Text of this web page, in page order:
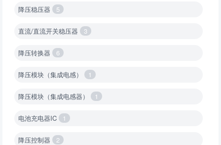
降压稳压器 5
直流/直流开关稳压器 3
降压转换器 6
降压模块（集成电感） 1
降压模块（集成电感器） 1
电池充电器IC 1
降压控制器 2